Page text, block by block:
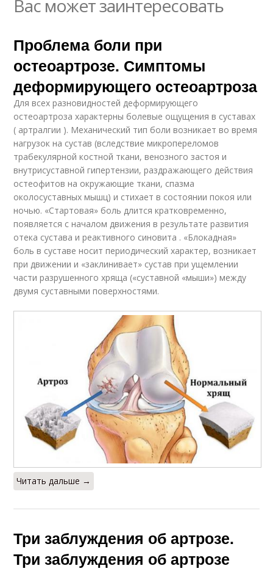
Вас может заинтересовать
Проблема боли при
остеоартрозе. Симптомы
деформирующего остеоартроза
Для всех разновидностей деформирующего
остеоартроза характерны болевые ощущения в суставах
( артралгии ). Механический тип боли возникает во время
нагрузок на сустав (вследствие микропереломов
трабекулярной костной ткани, венозного застоя и
внутрисуставной гипертензии, раздражающего действия
остеофитов на окружающие ткани, спазма
околосуставных мышц) и стихает в состоянии покоя или
ночью. «Стартовая» боль длится кратковременно,
появляется с началом движения в результате развития
отека сустава и реактивного синовита . «Блокадная»
боль в суставе носит периодический характер, возникает
при движении и «заклинивает» сустав при ущемлении
части разрушенного хряща («суставной «мыши») между
двумя суставными поверхностями.
Читать дальше →
Три заблуждения об артрозе.
Три заблуждения об артрозе